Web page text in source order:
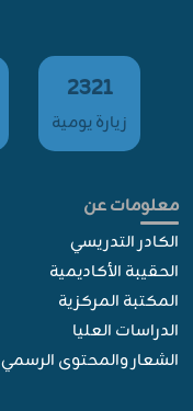
2321
زيارة يومية
معلومات عن
الكادر التدريسي
الحقيبة الأكاديمية
المكتبة المركزية
الدراسات العليا
الشعار والمحتوى الرسمي